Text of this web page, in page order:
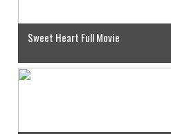
Sweet Heart Full Movie